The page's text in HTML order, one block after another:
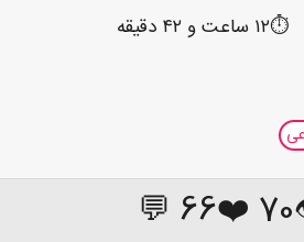
⏱️۱۲ ساعت و ۴۲ دقیقه
70
❤️
66 💬